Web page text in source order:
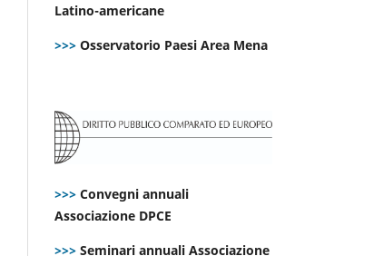
Latino-americane
>>> Osservatorio Paesi Area Mena
>>> Convegni annuali
Associazione DPCE
>>> Seminari annuali Associazione